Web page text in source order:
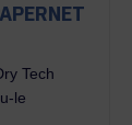
Tech
le